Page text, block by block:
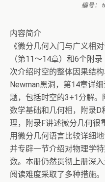
编号：
内容简介
《微分几何入门与广义相
（第11～14章）和6个附
次介绍时空的整体因果结
Newman黑洞，第14章详
题，包括时空的3+1分解。
数学基础和几何相，附录D
理，附录F讲述微分几何很
用微分几何语言比较详细
并专辟一节介绍对物理学
数。本册仍然贯彻上册深
阅读难度采取了多种措施